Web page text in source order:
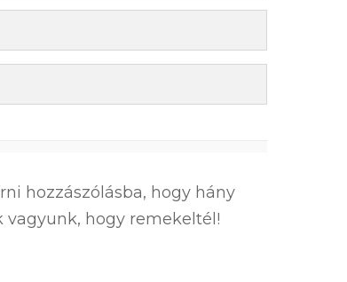
hozzászólásba, hogy hány
vagyunk, hogy remekeltél!